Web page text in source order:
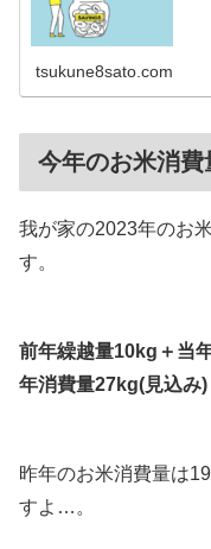
tsukune8sato.com
今年のお米消
我が家の2023年のお
す。
前年繰越量10kg＋当
年消費量27kg(見込み)
昨年のお米消費量は
すよ…。